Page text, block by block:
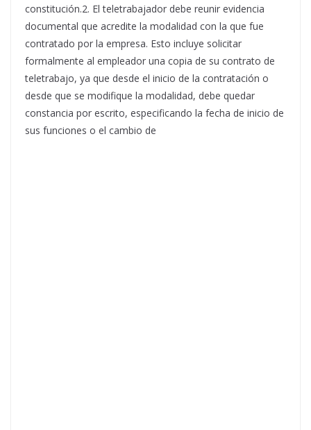
constitución.2. El teletrabajador debe reunir evidencia
documental que acredite la modalidad con la que fue
contratado por la empresa. Esto incluye solicitar
formalmente al empleador una copia de su contrato de
teletrabajo, ya que desde el inicio de la contratación o
desde que se modifique la modalidad, debe quedar
constancia por escrito, especificando la fecha de inicio de
sus funciones o el cambio de